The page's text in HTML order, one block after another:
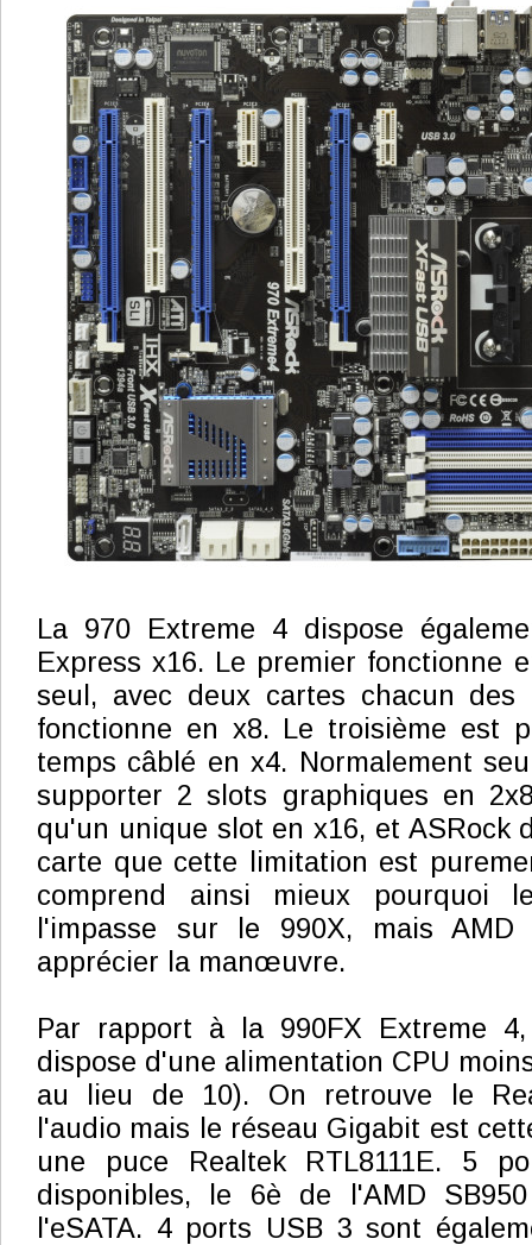
La 970 Extreme 4 dispose
Express x16. Le premier fonctionne
seul, avec deux cartes chacun des
fonctionne en x8. Le troisième est
temps câblé en x4. Normalement
supporter 2 slots graphiques en
qu'un unique slot en x16, et ASRock
carte que cette limitation est
comprend ainsi mieux pourquoi
l'impasse sur le 990X, mais
apprécier la manœuvre.
Par rapport à la 990FX Extreme
dispose d'une alimentation CPU
au lieu de 10). On retrouve le
l'audio mais le réseau Gigabit est
une puce Realtek RTL8111E. 5
disponibles, le 6è de l'AMD
l'eSATA. 4 ports USB 3 sont